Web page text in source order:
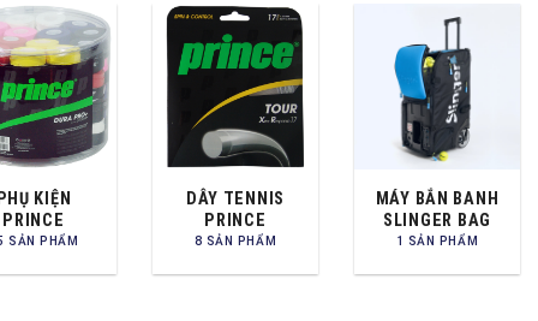
KIỆN
PRINCE
SẢN PHẨM
DÂY TENNIS
PRINCE
8 SẢN PHẨM
MÁY BẮN BANH
SLINGER BAG
1 SẢN PHẨM